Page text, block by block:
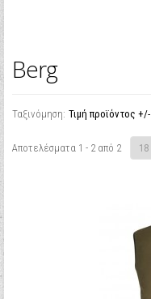
Berg
Ταξινόμηση: Τιμή προϊόντος +/-
Αποτελέσματα 1 - 2 από 2